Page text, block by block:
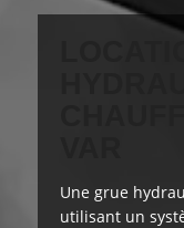
Une grue
utilisant un